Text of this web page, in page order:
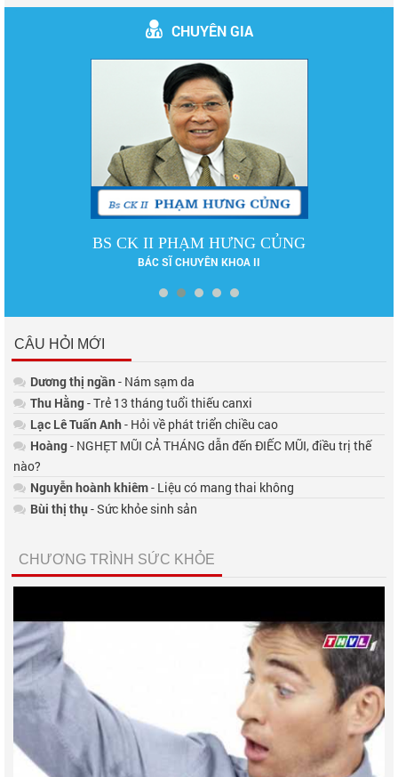
CHUYÊN GIA
DS LÊ PHƯƠNG
DƯỢC SĨ ĐẠI HỌC
CÂU HỎI MỚI
Dương thị ngần- Nám sạm da
Thu Hằng- Trẻ 13 tháng tuổi thiếu canxi
Lạc Lê Tuấn Anh- Hỏi về phát triển chiều cao
Hoàng- NGHẸT MŨI CẢ THÁNG dẫn đến ĐIẾC MŨI, điều trị thế
nào?
Nguyễn hoành khiêm- Liệu có mang thai không
Bùi thị thụ- Sức khỏe sinh sản
CHƯƠNG TRÌNH SỨC KHỎE